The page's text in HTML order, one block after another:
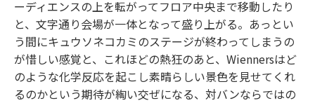
ーディエンスの上を転がってフロア中央まで移動したり
と、文字通り会場が一体となって盛り上がる。あっとい
う間にキュウソネコカミのステージが終わってしまうの
が惜しい感覚と、これほどの熱狂のあと、Wiennersはど
のような化学反応を起こし素晴らしい景色を見せてくれ
るのかという期待が綯い交ぜになる、対バンならではの